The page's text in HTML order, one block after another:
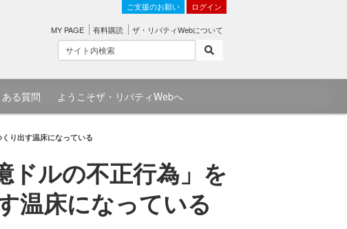
ご支援のお願い ログイン
MY PAGE 有料購読 ザ・リバティWebについて
ある質問 ようこそザ・リバティWebへ
り出す温床になっている
ドルの不正行為」を
温床になっている